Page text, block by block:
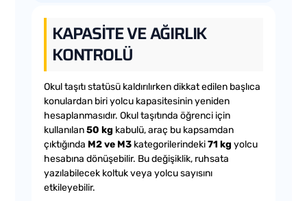
KAPASITE VE AĞIRLIK
KONTROLÜ
Okul taşıtı statüsü kaldırılırken dikkat edilen başlıca
konulardan biri yolcu kapasitesinin yeniden
hesaplanmasıdır. Okul taşıtında öğrenci için
kullanılan50 kg kabulü, araç bu kapsamdan
çıktığında M2 ve M3 kategorilerindeki71 kg yolcu
hesabına dönüşebilir. Bu değişiklik, ruhsata
yazılabilecek koltuk veya yolcu sayısını
etkileyebilir.